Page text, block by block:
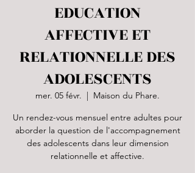
EDUCATION
AFFECTIVE ET
RELATIONNELLE DES
ADOLESCENTS
mer. 05 févr.
  |
Maison du Phare.
Un rendez-vous mensuel entre adultes pour
aborder la question de l'accompagnement
des adolescents dans leur dimension
relationnelle et affective.